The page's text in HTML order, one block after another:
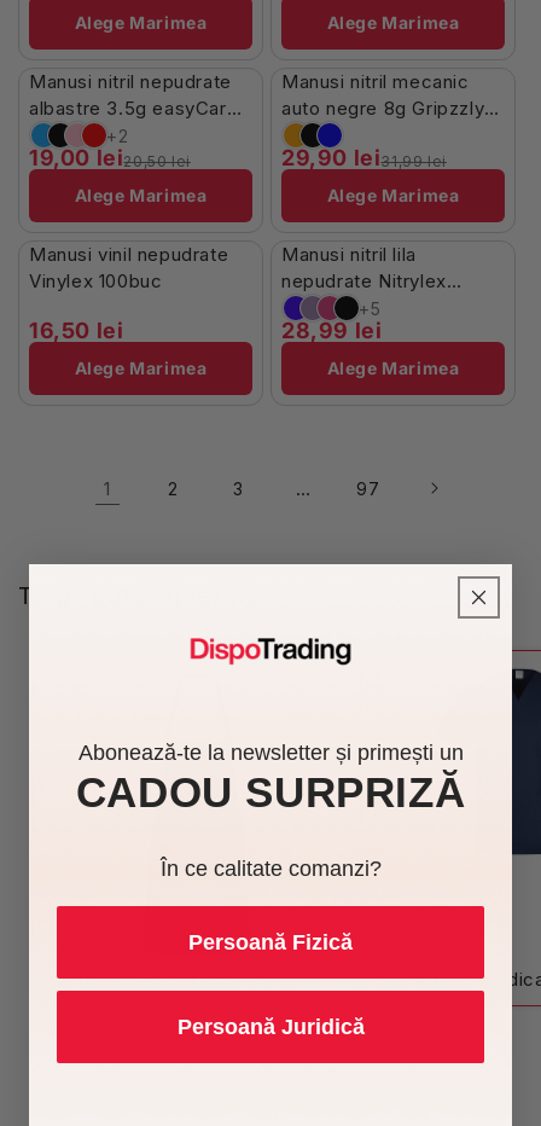
Alege Marimea Alege Marimea
-7%
Manusi nitril nepudrate
albastre 3.5g easyCare
100buc
+2
19,00 lei20,50 lei
Alege Marimea
-7%
Manusi nitril mecanic
auto negre 8g Gripzzly
50buc
29,90 lei31,99 lei
Alege Marimea
Manusi vinil nepudrate
Vinylex 100buc
16,50 lei
Alege Marimea
Manusi nitril lila
nepudrate Nitrylex
100buc
+5
28,99 lei
Alege Marimea
1 2 3 … 97
Te-ar putea interesa
Uniforme horeca Uniforme
Abonează-te la newsletter și primești un
CADOU SURPRIZĂ
În ce calitate comanzi?
Persoană Fizică
Persoană Juridică